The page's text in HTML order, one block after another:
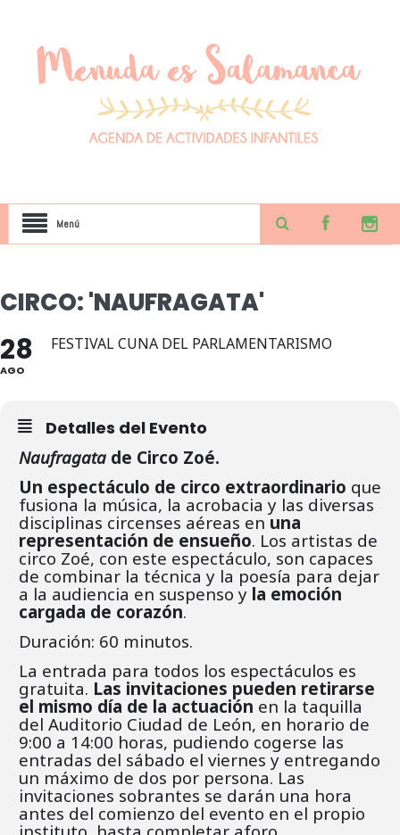
Menú
CIRCO: 'NAUFRAGATA'
28
AGO
FESTIVAL CUNA DEL PARLAMENTARISMO
Detalles del Evento
Naufragata de Circo Zoé.
Un espectáculo de circo extraordinario que
fusiona la música, la acrobacia y las diversas
disciplinas circenses aéreas enuna
representación de ensueño. Los artistas de
circo Zoé, con este espectáculo, son capaces
de combinar la técnica y la poesía para dejar
a la audiencia en suspenso y la emoción
cargada de corazón.
Duración: 60 minutos.
La entrada para todos los espectáculos es
gratuita. Las invitaciones pueden retirarse
el mismo día de la actuación en la taquilla
del Auditorio Ciudad de León, en horario de
9:00 a 14:00 horas, pudiendo cogerse las
entradas del sábado el viernes y entregando
un máximo de dos por persona. Las
invitaciones sobrantes se darán una hora
antes del comienzo del evento en el propio